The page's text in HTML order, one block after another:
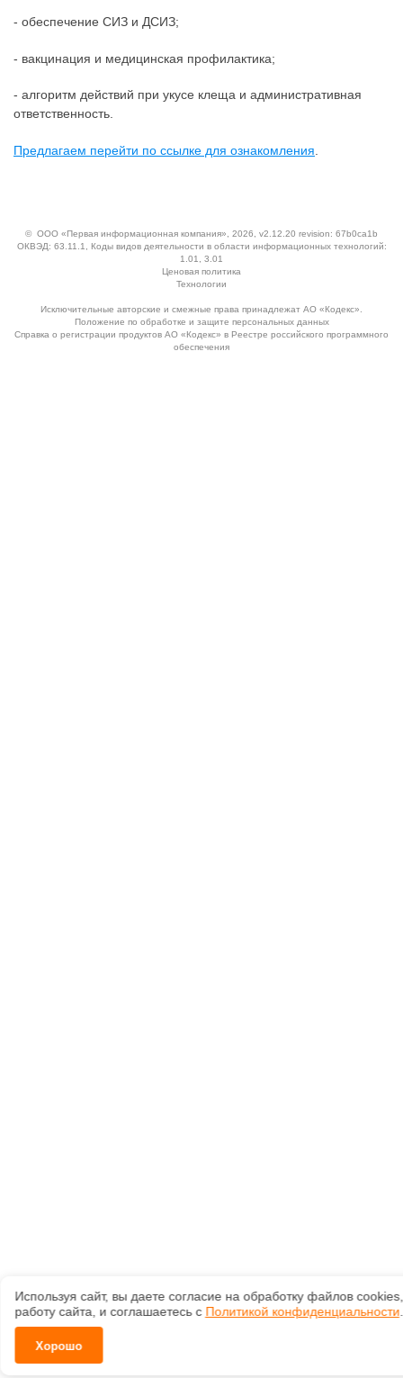
- обеспечение СИЗ и ДСИЗ;
- вакцинация и медицинская профилактика;
- алгоритм действий при укусе клеща и административная
ответственность.
Предлагаем перейти по ссылке для ознакомления
© ООО «Первая информационная компания» , 2026, v2.12.20 revision: 67b0ca1b
ОКВЭД: 63.11.1, Коды видов деятельности в области информационных технологий:
1.01, 3.01
Ценовая политика
Технологии
Исключительные авторские и смежные права принадлежат АО «Кодекс».
Положение по обработке и защите персональных данных
Справка о регистрации продуктов АО «Кодекс» в Реестре российского программного
обеспечения
Используя сайт, вы даете согласие на обработку файлов
работу сайта, и соглашаетесь с Политикой конфиденциальности.
Хорошо